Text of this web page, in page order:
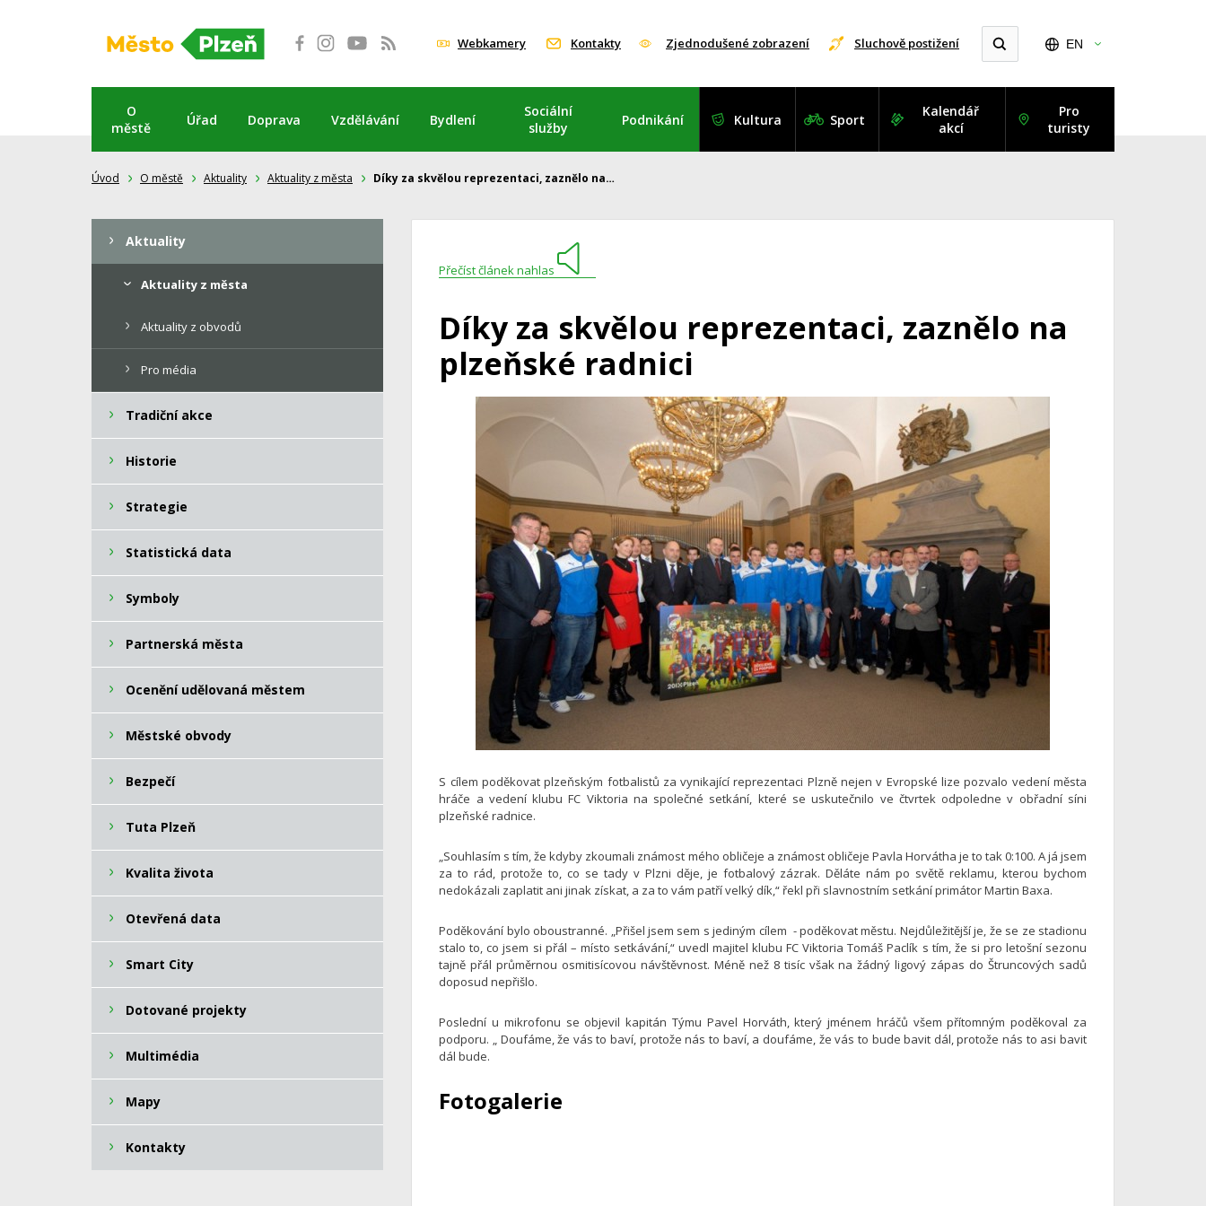
Webkamery Kontakty Zjednodušené zobrazení Sluchově postižení EN
O
městě
Úřad Doprava Vzdělávání Bydlení
Sociální
služby
Podnikání Kultura Sport
Kalendář
akcí
Pro
turisty
Úvod O městě Aktuality Aktuality z města Díky za skvělou reprezentaci, zaznělo na…
Přečíst článek nahlas
Díky za skvělou reprezentaci, zaznělo na
plzeňské radnici
S cílem poděkovat plzeňským fotbalistů za vynikající reprezentaci Plzně nejen v Evropské lize pozvalo vedení města
hráče a vedení klubu FC Viktoria na společné setkání, které se uskutečnilo ve čtvrtek odpoledne v obřadní síni
plzeňské radnice.
„Souhlasím s tím, že kdyby zkoumali známost mého obličeje a známost obličeje Pavla Horvátha je to tak 0:100. A já jsem
za to rád, protože to, co se tady v Plzni děje, je fotbalový zázrak. Děláte nám po světě reklamu, kterou bychom
nedokázali zaplatit ani jinak získat, a za to vám patří velký dík,“ řekl při slavnostním setkání primátor Martin Baxa.
Poděkování bylo oboustranné. „Přišel jsem sem s jediným cílem - poděkovat městu. Nejdůležitější je, že se ze stadionu
stalo to, co jsem si přál – místo setkávání,“ uvedl majitel klubu FC Viktoria Tomáš Paclík s tím, že si pro letošní sezonu
tajně přál průměrnou osmitisícovou návštěvnost. Méně než 8 tisíc však na žádný ligový zápas do Štruncových sadů
doposud nepřišlo.
Poslední u mikrofonu se objevil kapitán Týmu Pavel Horváth, který jménem hráčů všem přítomným poděkoval za
podporu. „ Doufáme, že vás to baví, protože nás to baví, a doufáme, že vás to bude bavit dál, protože nás to asi bavit
dál bude.
Fotogalerie
Aktuality
Aktuality z města
Aktuality z obvodů
Pro média
Tradiční akce
Historie
Strategie
Statistická data
Symboly
Partnerská města
Ocenění udělovaná městem
Městské obvody
Bezpečí
Tuta Plzeň
Kvalita života
Otevřená data
Smart City
Dotované projekty
Multimédia
Mapy
Kontakty